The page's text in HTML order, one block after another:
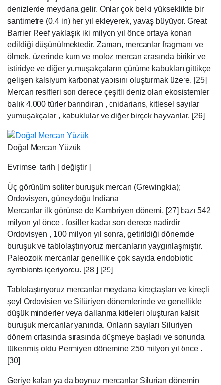
denizlerde meydana gelir. Onlar çok belki yükseklikte bir
santimetre (0.4 in) her yıl ekleyerek, yavaş büyüyor. Great
Barrier Reef yaklaşık iki milyon yıl önce ortaya konan
edildiği düşünülmektedir. Zaman, mercanlar fragmanı ve
ölmek, üzerinde kum ve moloz mercan arasında birikir ve
istiridye ve diğer yumuşakçaların çürüme kabukları gittikçe
gelişen kalsiyum karbonat yapısını oluşturmak üzere. [25]
Mercan resifleri son derece çeşitli deniz olan ekosistemler
balık 4.000 türler barındıran , cnidarians, kitlesel sayılar
yumuşakçalar , kabuklular ve diğer birçok hayvanlar. [26]
Doğal Mercan Yüzük
Evrimsel tarih [ değiştir ]
Üç görünüm soliter buruşuk mercan (Grewingkia);
Ordovisyen, güneydoğu Indiana
Mercanlar ilk görünse de Kambriyen dönemi, [27] bazı 542
milyon yıl önce , fosiller kadar son derece nadirdir
Ordovisyen , 100 milyon yıl sonra, getirildiği dönemde
buruşuk ve tablolaştırıyoruz mercanların yaygınlaşmıştır.
Paleozoik mercanlar genellikle çok sayıda endobiotic
symbionts içeriyordu. [28 ] [29]
Tablolaştırıyoruz mercanlar meydana kireçtaşları ve kireçli
şeyl Ordovisien ve Silüriyen dönemlerinde ve genellikle
düşük minderler veya dallanma kitleleri oluşturan kalsit
buruşuk mercanlar yanında. Onların sayıları Siluriyen
dönem ortasında sırasında düşmeye başladı ve sonunda
tükenmiş oldu Permiyen dönemine 250 milyon yıl önce .
[30]
Geriye kalan ya da boynuz mercanlar Silurian dönemin